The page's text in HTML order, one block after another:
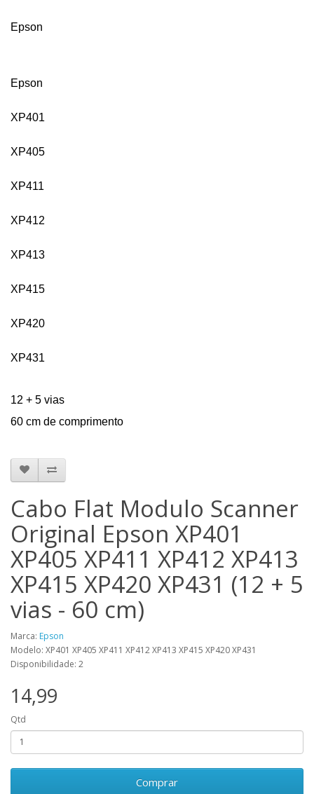
Epson
Epson
XP401
XP405
XP411
XP412
XP413
XP415
XP420
XP431
12 + 5 vias
60 cm de comprimento
Cabo Flat Modulo Scanner
Original Epson XP401
XP405 XP411 XP412 XP413
XP415 XP420 XP431 (12 + 5
vias - 60 cm)
Marca: Epson
Modelo: XP401 XP405 XP411 XP412 XP413 XP415 XP420 XP431
Disponibilidade: 2
14,99
Qtd
Comprar